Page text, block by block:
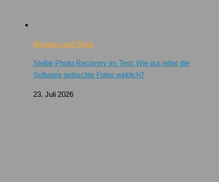
Reviews und Tests
Stellar Photo Recovery im Test: Wie gut rettet die
Software gelöschte Fotos wirklich?
23. Juli 2026